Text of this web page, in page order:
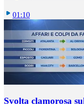
01:10
Svolta clamorosa